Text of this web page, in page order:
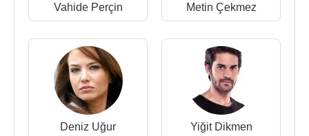
Vahide Perçin Metin Çekmez
Deniz Uğur Yiğit Dikmen